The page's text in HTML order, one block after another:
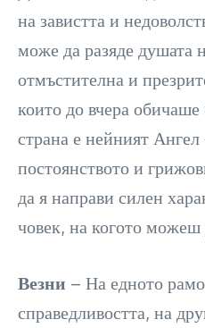
на завистта и
може да разяде душата
отмъстителна и
които до вчера
страна е нейният Ангел
постоянството и
да я направи силен
човек, на когото можеш
Везни – На едното
справедливостта, на